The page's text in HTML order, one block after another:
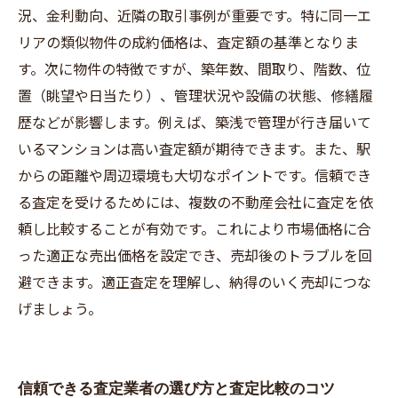
況、金利動向、近隣の取引事例が重要です。特に同一エ
リアの類似物件の成約価格は、査定額の基準となりま
す。次に物件の特徴ですが、築年数、間取り、階数、位
置（眺望や日当たり）、管理状況や設備の状態、修繕履
歴などが影響します。例えば、築浅で管理が行き届いて
いるマンションは高い査定額が期待できます。また、駅
からの距離や周辺環境も大切なポイントです。信頼でき
る査定を受けるためには、複数の不動産会社に査定を依
頼し比較することが有効です。これにより市場価格に合
った適正な売出価格を設定でき、売却後のトラブルを回
避できます。適正査定を理解し、納得のいく売却につな
げましょう。
信頼できる査定業者の選び方と査定比較のコツ